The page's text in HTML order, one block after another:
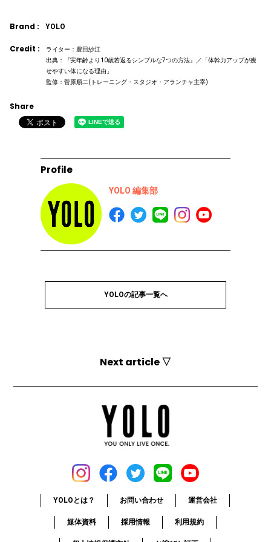
Brand : YOLO
Credit :
ライター：豊田紗江
出典：『実年齢より10歳若返るシンプルな7つの方法』／「体幹力アップが痩
せやすい体になる理由」
監修：菅原順二(トレーニング・スタジオ・アランチャ主宰)
Share
Profile
YOLO 編集部
YOLOの記事一覧へ
Next article ▽
YOLOとは？ お問い合わせ 運営会社
媒体資料 採用情報 利用規約